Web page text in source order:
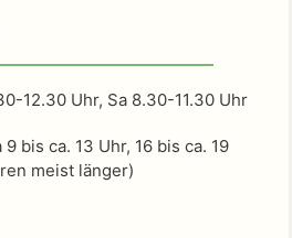
12.30 Uhr, Sa 8.30-11.30 Uhr
9 bis ca. 13 Uhr, 16 bis ca. 19
meist länger)